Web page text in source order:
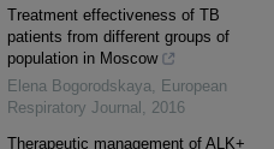
Treatment effectiveness of TB
patients from different groups of
population in Moscow
Elena Bogorodskaya, European
Respiratory Journal , 2016
Therapeutic management of ALK+